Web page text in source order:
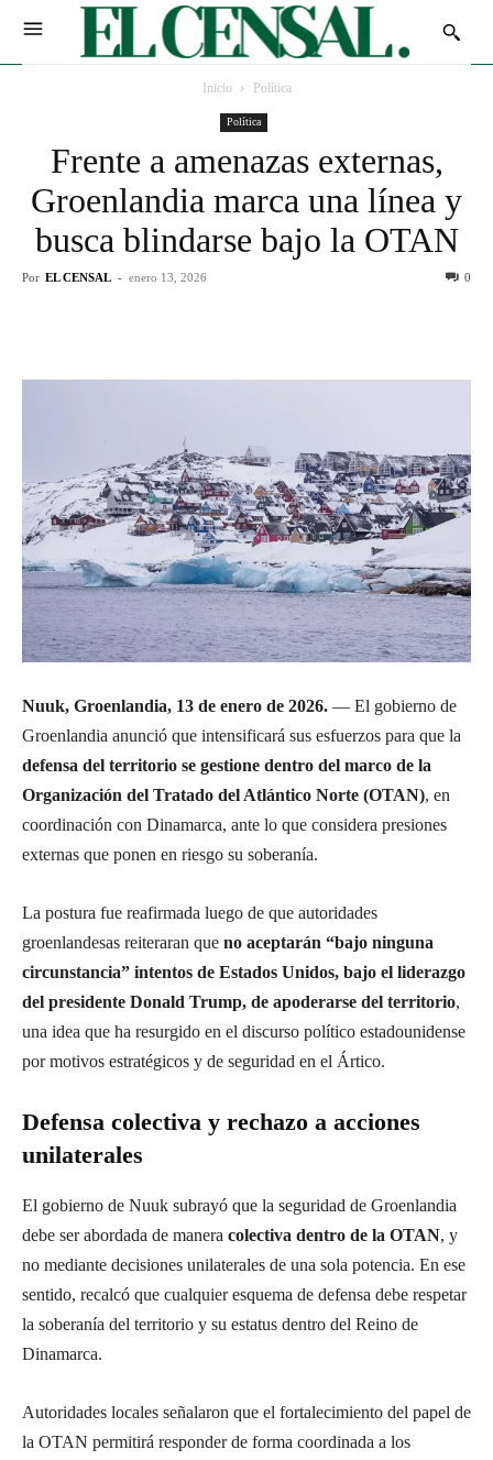
Inicio Política
Política
Frente a amenazas externas,
Groenlandia marca una línea y
busca blindarse bajo la OTAN
Por EL CENSAL - enero 13, 2026 0
Nuuk, Groenlandia, 13 de enero de 2026. — El gobierno de
Groenlandia anunció que intensificará sus esfuerzos para que la
defensa del territorio se gestione dentro del marco de la
Organización del Tratado del Atlántico Norte (OTAN), en
coordinación con Dinamarca, ante lo que considera presiones
externas que ponen en riesgo su soberanía.
La postura fue reafirmada luego de que autoridades
groenlandesas reiteraran que no aceptarán “bajo ninguna
circunstancia” intentos de Estados Unidos, bajo el liderazgo
del presidente Donald Trump, de apoderarse del territorio,
una idea que ha resurgido en el discurso político estadounidense
por motivos estratégicos y de seguridad en el Ártico.
Defensa colectiva y rechazo a acciones
unilaterales
El gobierno de Nuuk subrayó que la seguridad de Groenlandia
debe ser abordada de manera colectiva dentro de la OTAN, y
no mediante decisiones unilaterales de una sola potencia. En ese
sentido, recalcó que cualquier esquema de defensa debe respetar
la soberanía del territorio y su estatus dentro del Reino de
Dinamarca.
Autoridades locales señalaron que el fortalecimiento del papel de
la OTAN permitirá responder de forma coordinada a los